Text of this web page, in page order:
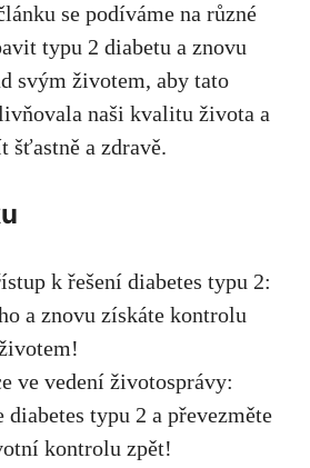
se podíváme na různé⁣
typu 2 diabetu a znovu
svým životem, aby⁢ tato
naši kvalitu života a
šťastně⁣ a zdravě.
k řešení diabetes ‌typu 2:
a znovu získáte kontrolu
ve vedení životosprávy:
diabetes typu 2 a‌ převezměte
kontrolu zpět!